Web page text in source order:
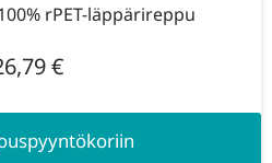
rPET-läppärireppu
€